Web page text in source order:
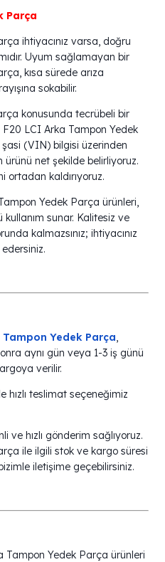
Parça
ihtiyacınız varsa, doğru
Uyum sağlamayan bir
kısa sürede arıza
sokabilir.
konusunda tecrübeli bir
F20 LCI Arka Tampon Yedek
(VIN) bilgisi üzerinden
ürünü net şekilde belirliyoruz.
ortadan kaldırıyoruz.
Yedek Parça ürünleri,
sunar. Kalitesiz ve
kalmazsınız; ihtiyacınız
Tampon Yedek Parça,
aynı gün veya 1-3 iş günü
verilir.
teslimat seçeneğimiz
ve hızlı gönderim sağlıyoruz.
ile ilgili stok ve kargo süresi
iletişime geçebilirsiniz.
Tampon Yedek Parça ürünleri